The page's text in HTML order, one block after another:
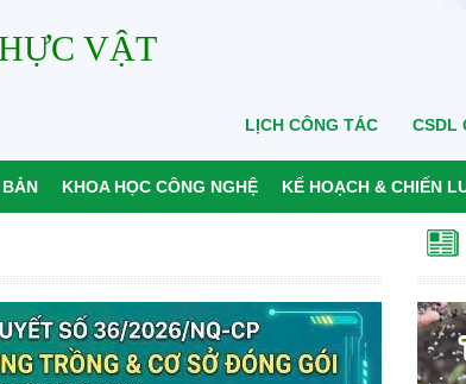
VẬT
LỊCH CÔNG TÁC CSDL
BẢN KHOA HỌC CÔNG NGHỆ KẾ HOẠCH & CHIẾN